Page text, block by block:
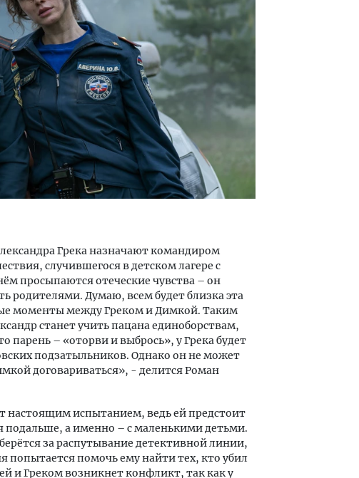
Грека назначают командиром
случившегося в детском лагере с
просыпаются отеческие чувства – он
родителями. Думаю, всем будет близка эта
моменты между Греком и Димкой. Таким
станет учить пацана единоборствам,
парень – «оторви и выбрось», у Грека будет
подзатыльников. Однако он не может
договариваться», - делится Роман
настоящим испытанием, ведь ей предстоит
подальше, а именно – с маленькими детьми.
за распутывание детективной линии,
попытается помочь ему найти тех, кто убил
и Греком возникнет конфликт, так как у